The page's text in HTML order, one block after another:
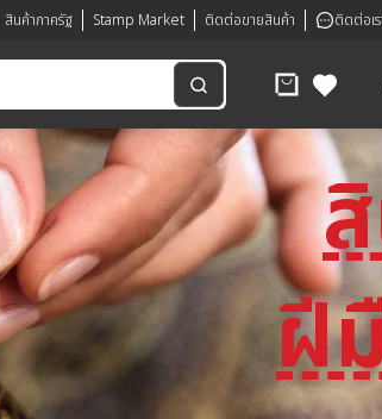
สินค้าภาครัฐ Stamp Market ติดต่อขายสินค้า ติดต่อเร
ฝี